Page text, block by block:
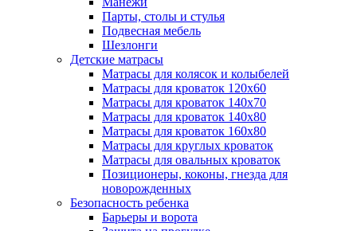
Парты, столы и стулья
Подвесная мебель
Шезлонги
Детские матрасы
Матрасы для колясок и колыбелей
Матрасы для кроваток 120х60
Матрасы для кроваток 140х70
Матрасы для кроваток 140х80
Матрасы для кроваток 160х80
Матрасы для круглых кроваток
Матрасы для овальных кроваток
Позиционеры, коконы, гнезда для
новорожденных
Безопасность ребенка
Барьеры и ворота